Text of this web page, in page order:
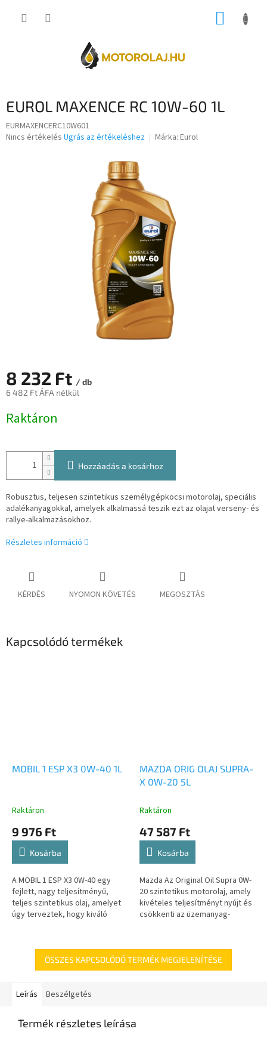
KOSÁR
EUROL MAXENCE RC 10W-60 1L
EURMAXENCERC10W601
A
Nincs értékelés Ugrás az értékeléshez Márka: Eurol
8 232 Ft / db
6 482 Ft ÁFA nélkül
Raktáron
Hozzáadás a kosárhoz
Robusztus, teljesen szintetikus személygépkocsi motorolaj, speciális
adalékanyagokkal, amelyek alkalmassá teszik ezt az olajat verseny- és
rallye-alkalmazásokhoz.
Részletes információ
KÉRDÉS NYOMON KÖVETÉS MEGOSZTÁS
Kapcsolódó termékek
MOBIL 1 ESP X3 0W-40 1L
Raktáron
9 976 Ft
Kosárba
A MOBIL 1 ESP X3 0W-40 egy
fejlett, nagy teljesítményű,
teljes szintetikus olaj, amelyet
úgy terveztek, hogy kiváló
MAZDA ORIG OLAJ SUPRA-
X 0W-20 5L
Raktáron
47 587 Ft
Kosárba
Mazda Az Original Oil Supra 0W-
20 szintetikus motorolaj, amely
kivételes teljesítményt nyújt és
csökkenti az üzemanyag-
ÖSSZES KAPCSOLÓDÓ TERMÉK MEGJELENÍTÉSE
Leírás Beszélgetés
Termék részletes leírása